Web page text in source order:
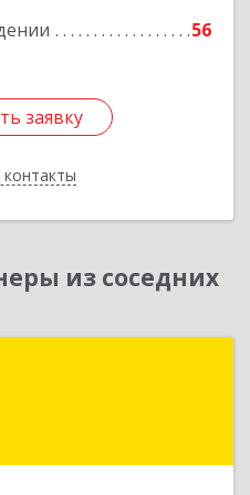
56
заявку
заявку
из соседних
обл, Можайский р-н,